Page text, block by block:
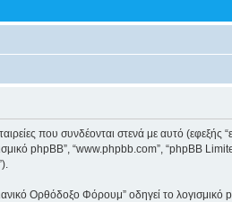
που συνδέονται στενά με αυτό (εφεξής
phpBB”, “www.phpbb.com”, “phpBB
Ορθόδοξο Φόρουμ” οδηγεί το λογισμικό